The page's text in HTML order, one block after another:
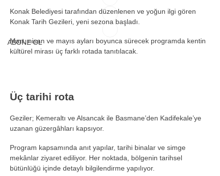
ABONE OL
Konak Belediyesi tarafından düzenlenen ve yoğun ilgi gören
Konak Tarih Gezileri, yeni sezona başladı.
Mart, nisan ve mayıs ayları boyunca sürecek programda kentin
kültürel mirası üç farklı rotada tanıtılacak.
Üç tarihi rota
Geziler; Kemeraltı ve Alsancak ile Basmane’den Kadifekale’ye
uzanan güzergâhları kapsıyor.
Program kapsamında anıt yapılar, tarihi binalar ve simge
mekânlar ziyaret ediliyor. Her noktada, bölgenin tarihsel
bütünlüğü içinde detaylı bilgilendirme yapılıyor.